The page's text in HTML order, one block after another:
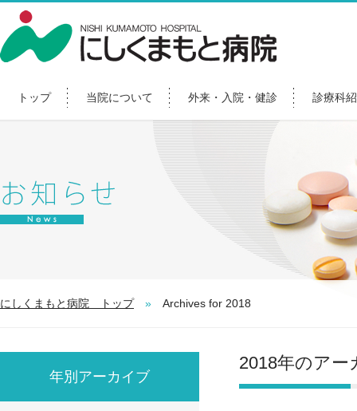
トップ 当院について 外来・入院・健診 診療科
にしくまもと病院 トップ » Archives for 2018
2018年のアー
年別アーカイブ